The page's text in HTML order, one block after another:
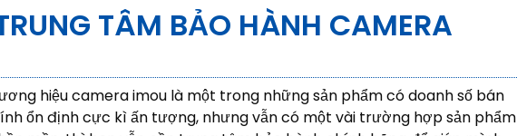
TÂM BẢO HÀNH CAMERA
hiệu camera imou là một trong những sản phẩm có doanh số bán
ổn định cực kì ấn tượng, nhưng vẫn có một vài trường hợp sản phẩm